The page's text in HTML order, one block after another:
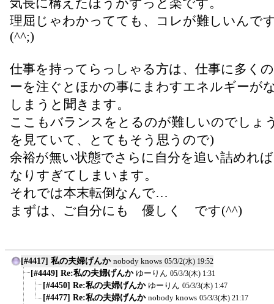
気長に構えたほうがずっと楽です。
理屈じゃわかってても、コレが難しいんで
(^^;)
仕事を持ってらっしゃる方は、仕事に多く
ーを注ぐとほかの事にまわすエネルギーが
しまうと聞きます。
ここもバランスをとるのが難しいのでしょ
を見ていて、とてもそう思うので)
余裕が無い状態でさらに自分を追い詰めれ
なりすぎてしまいます。
それでは本末転倒なんで…
まずは、ご自分にも 優しく です(^^)
[#4417] 私の夫婦げんか nobody knows 05/3/2(水) 19:52
[#4449] Re:私の夫婦げんか ゆーりん 05/3/3(木) 1:31
[#4450] Re:私の夫婦げんか ゆーりん 05/3/3(木) 1:47
[#4477] Re:私の夫婦げんか nobody knows 05/3/3(木) 21:17